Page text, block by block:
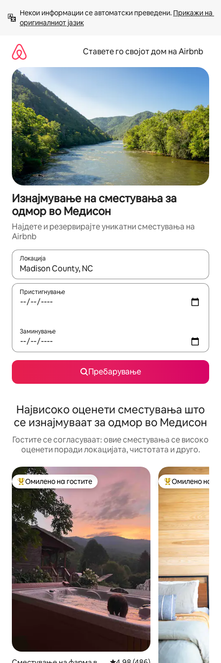
содржина
Некои информации се автоматски преведени. Прикажи на
оригиналниот јазик
Ставете го својот дом на Airbnb
Изнајмување на сместувања за
одмор во Медисон
Најдете и резервирајте уникатни сместувања на
Airbnb
Локација
Кога резултатите се достапни, движете се со копчињата
Пристигнување
Заминување
Пребарување
Највисоко оценети сместувања што
се изнајмуваат за одмор во Медисон
Гостите се согласуваат: овие сместувања се високо
оценети поради локацијата, чистотата и друго.
Меѓу најуспешните „Омилени на гостите“
Омилено на гостите Меѓу
Омилено на